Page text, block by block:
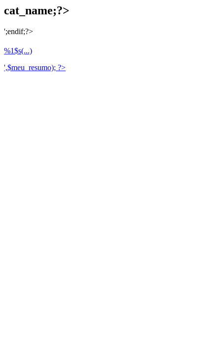
cat_name;?>
';endif;?>
%1$s(...)
',$meu_resumo); ?>